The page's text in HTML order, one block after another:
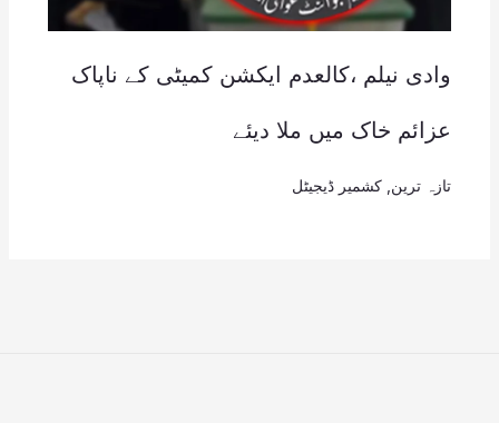
وادی نیلم ،کالعدم ایکشن کمیٹی کے ناپاک
عزائم خاک میں ملا دیئے
تازہ ترین کشمیر ڈیجیٹل